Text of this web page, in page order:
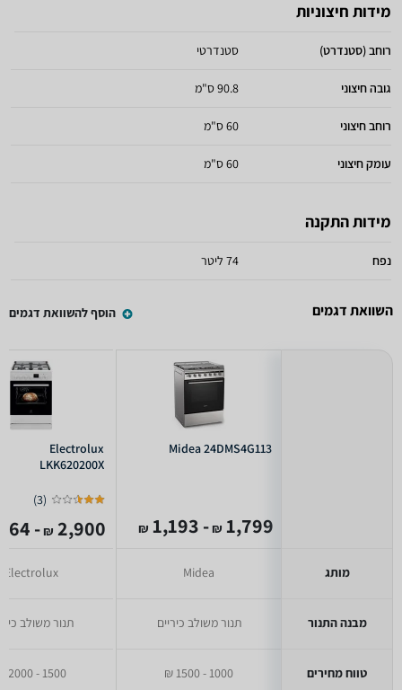
מידות חיצוניות
רוחב (סטנדרט) סטנדרטי
גובה חיצוני 90.8 ס"מ
רוחב חיצוני 60 ס"מ
עומק חיצוני 60 ס"מ
מידות התקנה
נפח 74 ליטר
השוואת דגמים הוסף להשוואת דגמים
מותג
מבנה התנור
טווח מחירים
Midea 24DMS4G113
1,799
₪
- 1,193
₪
Midea
תנור משולב כיריים
1000 - 1500 ₪
Electrolux
LKK620200X
(
3
)
2,900
₪
- 1,764
Electrolux
תנור משולב
1500 - 2000 ₪